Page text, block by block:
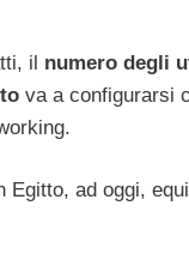
il numero degli
va a configurarsi
Egitto, ad oggi,